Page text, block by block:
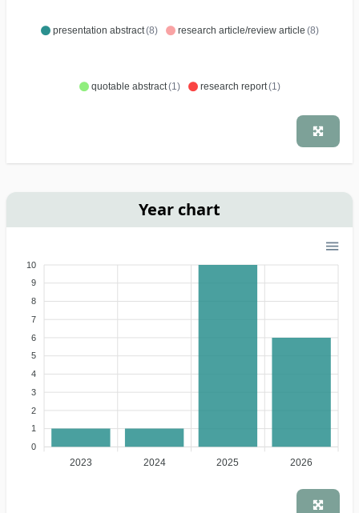
presentation abstract(8) research article/review article (8)
quotable abstract(1) research report(1)
Year chart
10
9
8
7
6
5
4
3
2
1
0
2023 2024 2025 2026